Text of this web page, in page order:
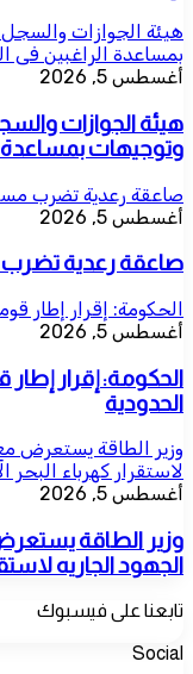
هيئة الجوازات والسجل
بمساعدة الراغبين فى
أغسطس 5, 2026
هيئة الجوازات
وتوجيهات بمساعدة
صاعقة رعدية تضرب
أغسطس 5, 2026
صاعقة رعدية
الحكومة: إقرار إطار
أغسطس 5, 2026
الحكومة: إقرار إطار
الحدودية
وزير الطاقة يستعرض
لاستقرار كهرباء البحر
أغسطس 5, 2026
وزير الطاقة
الجهود الجاريه
تابعنا على فيسبوك
Social